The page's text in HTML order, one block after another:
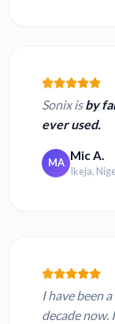
Sonix isby
ever used.
MA Mic A.
Ikeja,
I have been
decade now.